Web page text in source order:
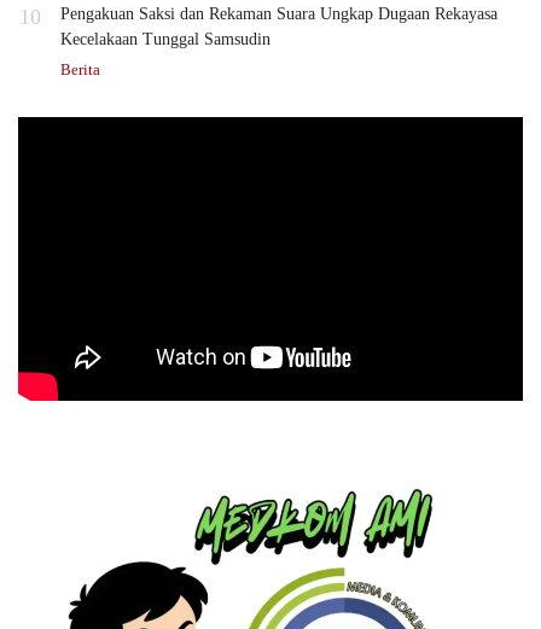
10
Pengakuan Saksi dan Rekaman Suara Ungkap Dugaan Rekayasa
Kecelakaan Tunggal Samsudin
Berita